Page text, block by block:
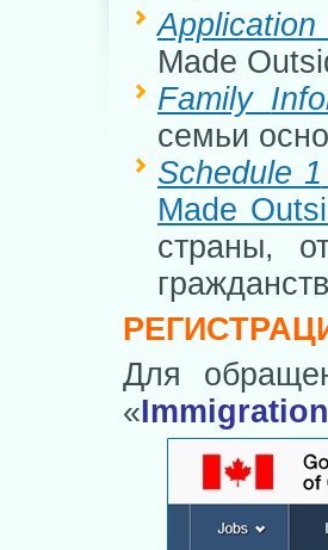
Application
Made
Family
семьи
Schedule 1
Made
страны,
Для
«Immigration